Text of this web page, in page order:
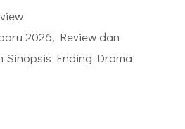
2026, Review dan
Sinopsis Ending Drama